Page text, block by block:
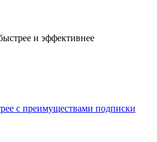
и эффективнее
с преимуществами подписки